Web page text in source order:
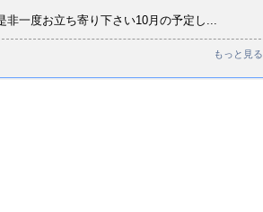
非一度お立ち寄り下さい10月の予定し...
もっと見る